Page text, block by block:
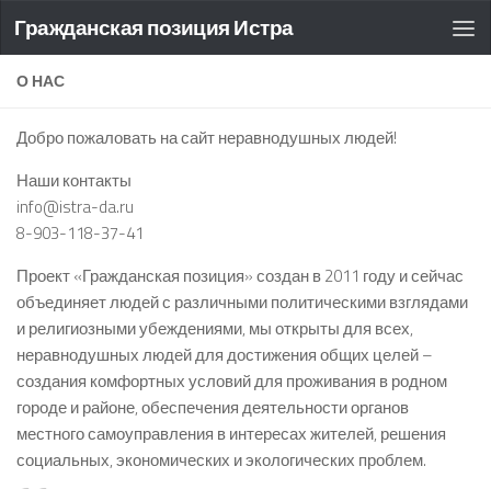
Гражданская позиция Истра
О НАС
Добро пожаловать на сайт неравнодушных людей!
Наши контакты
info@istra-da.ru
8-903-118-37-41
Проект «Гражданская позиция» создан в 2011 году и сейчас
объединяет людей с различными политическими взглядами
и религиозными убеждениями, мы открыты для всех,
неравнодушных людей для достижения общих целей –
создания комфортных условий для проживания в родном
городе и районе, обеспечения деятельности органов
местного самоуправления в интересах жителей, решения
социальных, экономических и экологических проблем.